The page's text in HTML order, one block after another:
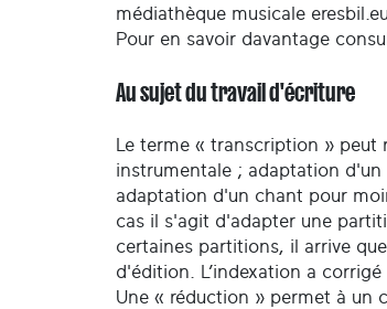
médiathèque musicale
Pour en savoir davantage
Au sujet du travail d'écriture
Le terme « transcription »
instrumentale ; adaptation
adaptation d'un chant pour
cas il s'agit d'adapter une
certaines partitions, il arrive
d'édition. L’indexation a corrigé
Une « réduction » permet à un